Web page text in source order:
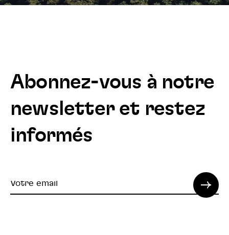
Abonnez-vous à notre
newsletter et restez
informés
Votre